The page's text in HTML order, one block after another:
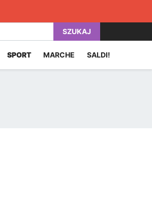
SZUKAJ
SPORT MARCHE SALDI!